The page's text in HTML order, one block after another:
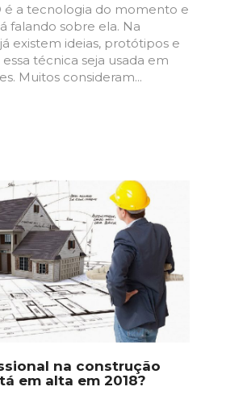
é a tecnologia do momento e
falando sobre ela. Na
existem ideias, protótipos e
técnica seja usada em
Muitos consideram...
na construção
em alta em 2018?